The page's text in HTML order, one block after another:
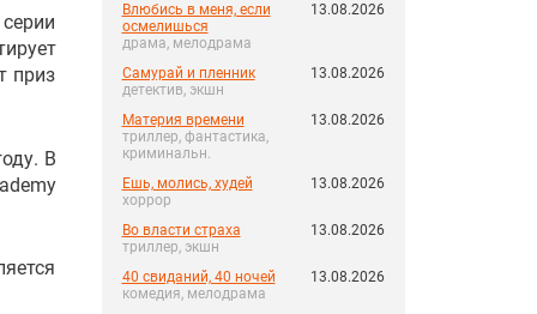
Влюбись в меня, если
осмелишься
драма, мелодрама
13.08.2026
Самурай и пленник
детектив, экшн
13.08.2026
Материя времени
триллер, фантастика,
криминальн.
13.08.2026
Ешь, молись, худей
хоррор
13.08.2026
Во власти страха
триллер, экшн
13.08.2026
40 свиданий, 40 ночей
комедия, мелодрама
13.08.2026
приз
В